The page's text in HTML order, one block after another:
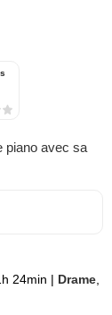
piano avec sa
24min | Drame